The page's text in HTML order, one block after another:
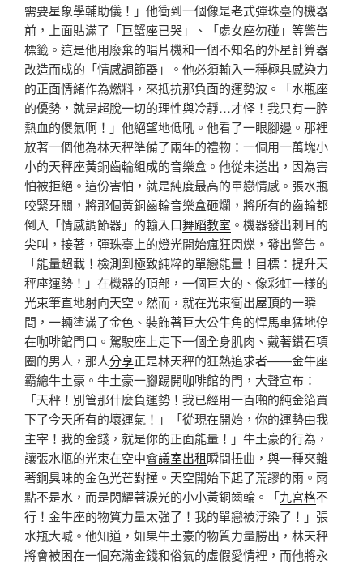
需要星象學輔助儀！」他衝到一個像是老式彈珠臺的機器
前，上面貼滿了「巨蟹座已哭」、「處女座勿碰」等警告
標籤。這是他用廢棄的唱片機和一個不知名的外星計算器
改造而成的「情感調節器」。他必須輸入一種極具感染力
的正面情緒作為燃料，來抵抗那負面的運勢波。「水瓶座
的優勢，就是超脫一切的理性與冷靜…才怪！我只有一腔
熱血的傻氣啊！」他絕望地低吼。他看了一眼腳邊。那裡
放著一個他為林天秤準備了兩年的禮物：一個用一萬塊小
小的天秤座黃銅齒輪組成的音樂盒。他從未送出，因為害
怕被拒絕。這份害怕，就是純度最高的單戀情感。張水瓶
咬緊牙關，將那個黃銅齒輪音樂盒砸爛，將所有的齒輪都
倒入「情感調節器」的輸入口舞蹈教室 。機器發出刺耳的
尖叫，接著，彈珠臺上的燈光開始瘋狂閃爍，發出警告。
「能量超載！檢測到極致純粹的單戀能量！目標：提升天
秤座運勢！」在機器的頂部，一個巨大的、像彩虹一樣的
光束筆直地射向天空。然而，就在光束衝出屋頂的一瞬
間，一輛塗滿了金色、裝飾著巨大公牛角的悍馬車猛地停
在咖啡館門口。駕駛座上走下一個全身肌肉、戴著鑽石項
圈的男人，那人分享正是林天秤的狂熱追求者——金牛座
霸總牛土豪。牛土豪一腳踢開咖啡館的門，大聲宣布：
「天秤！別管那什麼負運勢！我已經用一百噸的純金箔買
下了今天所有的壞運氣！」「從現在開始，你的運勢由我
主宰！我的金錢，就是你的正面能量！」牛土豪的行為，
讓張水瓶的光束在空中會議室出租瞬間扭曲，與一種夾雜
著銅臭味的金色光芒對撞。天空開始下起了荒謬的雨。雨
點不是水，而是閃耀著淚光的小小黃銅齒輪。「九宮格不
行！金牛座的物質力量太強了！我的單戀被汙染了！」張
水瓶大喊。他知道，如果牛土豪的物質力量勝出，林天秤
將會被困在一個充滿金錢和俗氣的虛假愛情裡，而他將永